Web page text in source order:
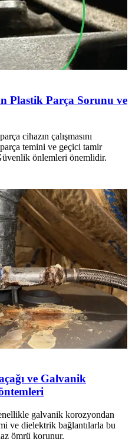
Plastik Parça Sorunu ve
cihazın çalışmasını
temini ve geçici tamir
önlemleri önemlidir.
ve Galvanik
galvanik korozyondan
ve dielektrik bağlantılarla bu
ömrü korunur.